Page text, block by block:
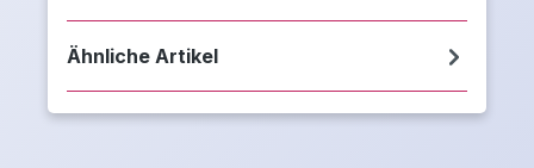
Ähnliche Artikel